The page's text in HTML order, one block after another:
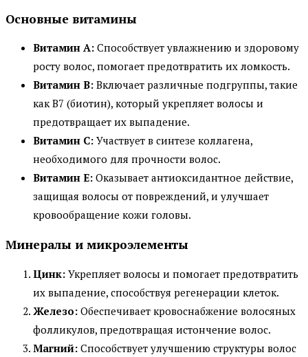
Основные витамины
Витамин A: Способствует увлажнению и здоровому
росту волос, помогает предотвратить их ломкость.
Витамин B: Включает различные подгруппы, такие
как B7 (биотин), который укрепляет волосы и
предотвращает их выпадение.
Витамин C: Участвует в синтезе коллагена,
необходимого для прочности волос.
Витамин E: Оказывает антиоксидантное действие,
защищая волосы от повреждений, и улучшает
кровообращение кожи головы.
Минералы и микроэлементы
Цинк: Укрепляет волосы и помогает предотвратить
их выпадение, способствуя регенерации клеток.
Железо: Обеспечивает кровоснабжение волосяных
фолликулов, предотвращая истончение волос.
Магний: Способствует улучшению структуры волос